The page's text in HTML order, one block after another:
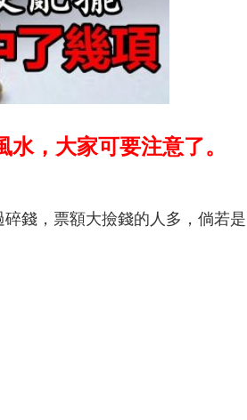
，大家可要注意了。
錢，票額大撿錢的人多，倘若是